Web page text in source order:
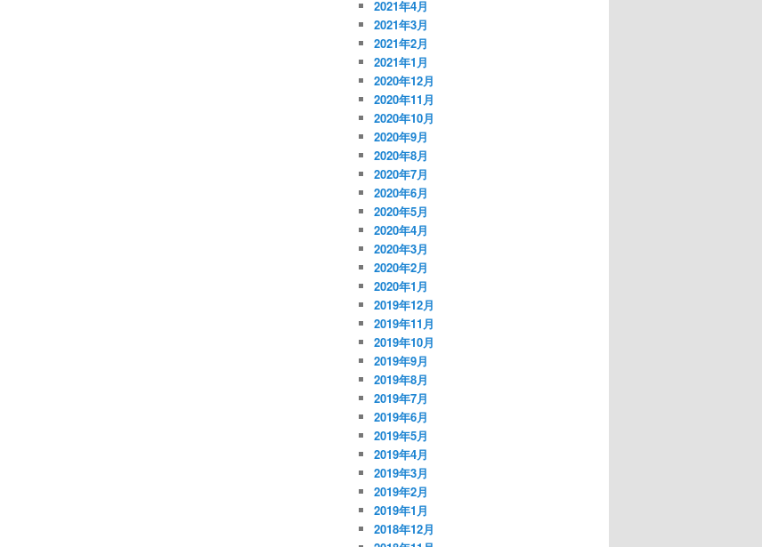
2021年4月
2021年3月
2021年2月
2021年1月
2020年12月
2020年11月
2020年10月
2020年9月
2020年8月
2020年7月
2020年6月
2020年5月
2020年4月
2020年3月
2020年2月
2020年1月
2019年12月
2019年11月
2019年10月
2019年9月
2019年8月
2019年7月
2019年6月
2019年5月
2019年4月
2019年3月
2019年2月
2019年1月
2018年12月